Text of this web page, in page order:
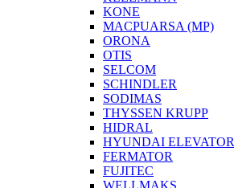
KONE
MACPUARSA (MP)
ORONA
OTIS
SELCOM
SCHINDLER
SODIMAS
THYSSEN KRUPP
HIDRAL
HYUNDAI ELEVATOR
FERMATOR
FUJITEC
WELLMAKS